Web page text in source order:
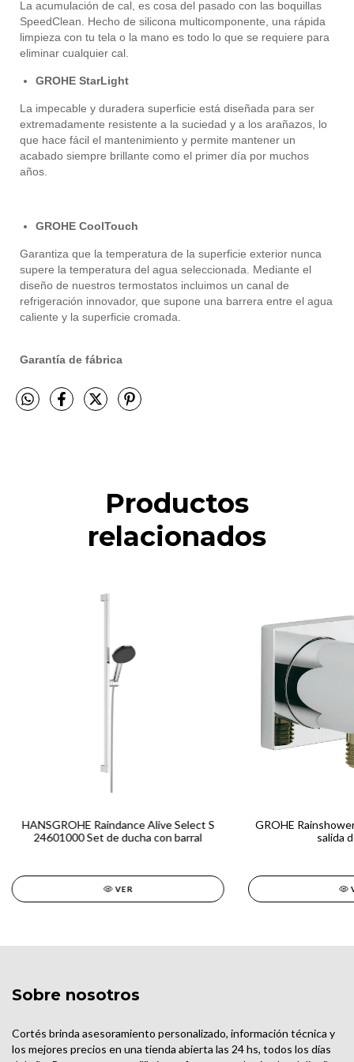
La acumulación de cal, es cosa del pasado con las boquillas
SpeedClean. Hecho de silicona multicomponente, una rápida
limpieza con tu tela o la mano es todo lo que se requiere para
eliminar cualquier cal.
GROHE StarLight
La impecable y duradera superficie está diseñada para ser
extremadamente resistente a la suciedad y a los arañazos, lo
que hace fácil el mantenimiento y permite mantener un
acabado siempre brillante como el primer día por muchos
años.
GROHE CoolTouch
Garantiza que la temperatura de la superficie exterior nunca
supere la temperatura del agua seleccionada. Mediante el
diseño de nuestros termostatos incluimos un canal de
refrigeración innovador, que supone una barrera entre el agua
caliente y la superficie cromada.
Garantía de fábrica
Productos
relacionados
HANSGROHE Raindance Alive Select S
24601000 Set de ducha con barral
VER
GROHE
salida
Sobre nosotros
Cortés brinda asesoramiento personalizado, información técnica y
los mejores precios en una tienda abierta las 24 hs, todos los días